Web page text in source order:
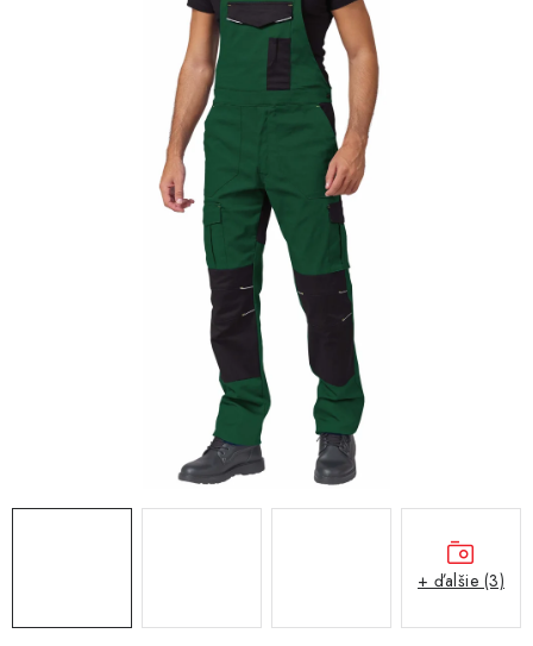
Chránená dielňa
Pre firmy
Doprava, platba a zľavy
Potlač lôg
Formulár na výmenu tovaru
Kto sme
Reklamačný poriadok
Formulár na vrátenie tovaru /odstúpenie od zmluvy
Zásady ochrany osobných údajov
Pravidlá a nastavenia cookies
Moja objednávka
+ ďalšie (3)